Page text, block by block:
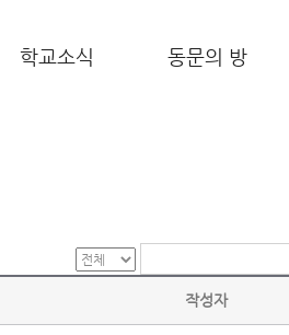
학교소식 동문의 방
작성자